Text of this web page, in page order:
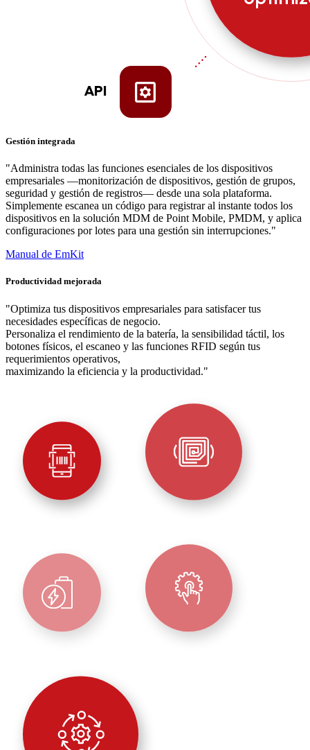
API
Gestión integrada
"Administra todas las funciones esenciales de los dispositivos
empresariales —monitorización de dispositivos, gestión de grupos,
seguridad y gestión de registros— desde una sola plataforma.
Simplemente escanea un código para registrar al instante todos los
dispositivos en la solución MDM de Point Mobile, PMDM, y aplica
configuraciones por lotes para una gestión sin interrupciones."
Manual de EmKit
Productividad mejorada
"Optimiza tus dispositivos empresariales para satisfacer tus
necesidades específicas de negocio.
Personaliza el rendimiento de la batería, la sensibilidad táctil, los
botones físicos, el escaneo y las funciones RFID según tus
requerimientos operativos,
maximizando la eficiencia y la productividad."